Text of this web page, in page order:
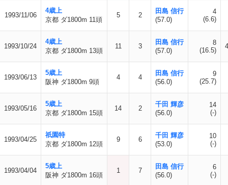
1993/11/06
4歳上
京都 ダ1800m 11頭
5 2
田島 信行
(57.0)
4
(6.6)
1993/10/24
4歳上
京都 ダ1800m 13頭
11 3
田島 信行
(57.0)
8
(16.5)
1993/06/13
5歳上
阪神 ダ1800m 9頭
4 4
田島 信行
(56.0)
9
(25.7)
1993/05/16
5歳上
京都 ダ1800m 15頭
14 2
千田 輝彦
(56.0)
14
(-)
1993/04/25
祇園特
京都 ダ1800m 12頭
9 6
千田 輝彦
(53.0)
10
(-)
1993/04/04
5歳上
阪神 ダ1800m 16頭
1 7
田島 信行
(56.0)
6
(-)